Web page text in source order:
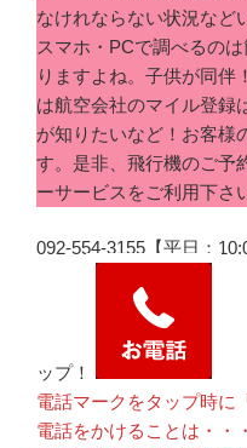
なけれならない状況など
スマホ・PCで調べるの
りますよね。子供が同伴
は航空会社のマイル登録
が知りたいなど！お客様
す。是非、飛行機のご予
ーサービスをご利用下さ
092-554-3155【平日：
ップ！
電話マークをタップ時に
電話をかけることは・・